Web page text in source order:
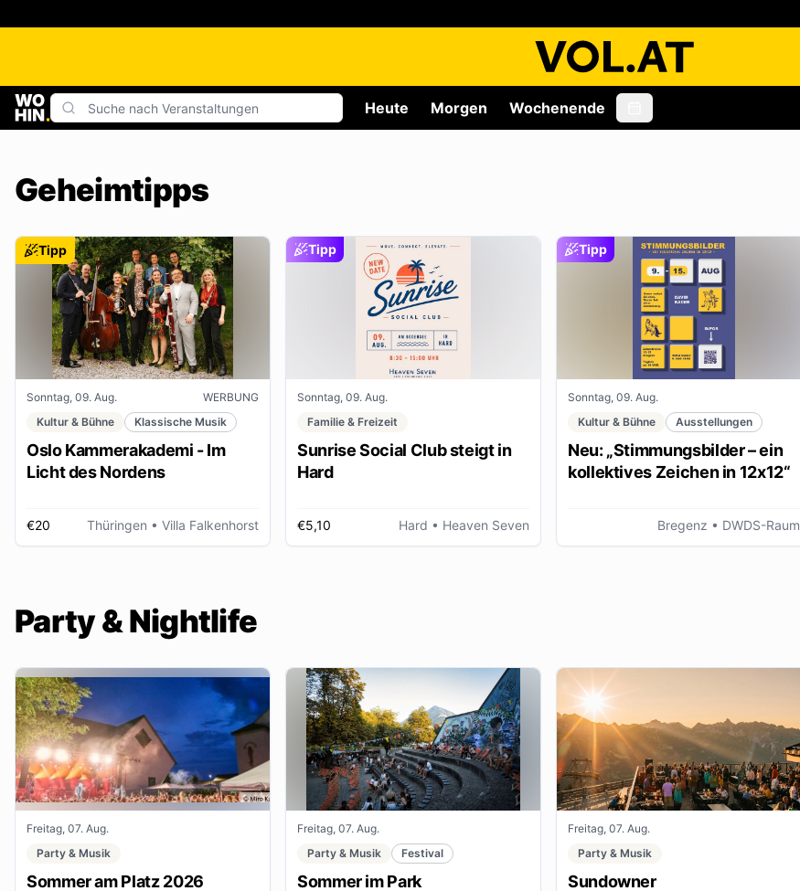
Heute Morgen Wochenende
Geheimtipps
Tipp
Sonntag, 09. Aug.
WERBUNG
Kultur & Bühne
Klassische Musik
Oslo Kammerakademi - Im
Licht des Nordens
€20 Thüringen • Villa Falkenhorst
Tipp
Sonntag, 09. Aug.
Familie & Freizeit
Sunrise Social Club steigt in
Hard
€5,10 Hard • Heaven Seven
Tipp
Sonntag, 09. Aug.
Kultur & Bühne
Ausstellungen
Neu: „Stimmungsbilder – ein
kollektives Zeichen in 12x12“
Bregenz • DWDS-Raum
Party & Nightlife
Freitag, 07. Aug.
Party & Musik
Sommer am Platz 2026
Freitag, 07. Aug.
Party & Musik
Festival
Sommer im Park
Freitag, 07. Aug.
Party & Musik
Sundowner